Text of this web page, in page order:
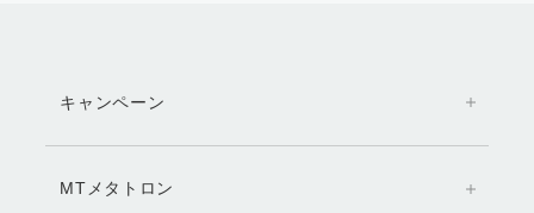
キャンペーン
MTメタトロン